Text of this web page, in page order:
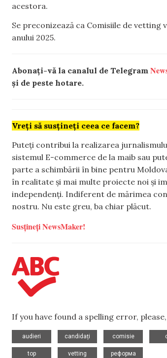
acestora.
Se preconizează ca Comisiile de
anului 2025.
Abonați-vă la canalul de Telegram
și de peste hotare.
Vreți să susțineți ceea ce facem?
Puteți contribui la realizarea
sistemul E-commerce de la maib sau
parte a schimbării în bine pentru
în realitate și mai multe proiecte noi și
independenți. Indiferent de mărimea
nostru. Nu este greu, ba chiar plăcut.
Susțineți NewsMaker!
If you have found a spelling error,
audieri
candidați
comisie
top
vetting
реформа